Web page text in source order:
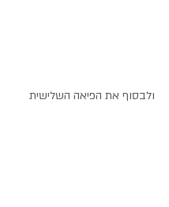
ולבסוף את הפיאה השלישית